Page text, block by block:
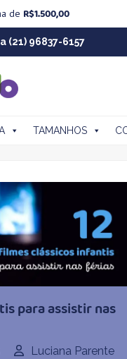
de R$1.500,00
(21) 96837-6157
TAMANHOS
para assistir nas
Luciana Parente